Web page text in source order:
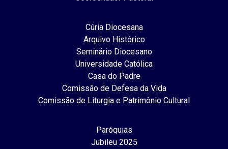
Cúria Diocesana
Arquivo Histórico
Seminário Diocesano
Universidade Católica
Casa do Padre
Comissão de Defesa da Vida
Comissão de Liturgia e Patrimônio Cultural
Paróquias
Jubileu 2025